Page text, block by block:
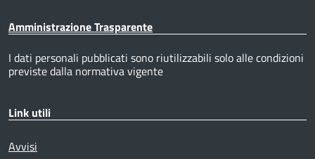
Amministrazione Trasparente
I dati personali pubblicati sono riutilizzabili solo alle condizioni
previste dalla normativa vigente
Link utili
Avvisi